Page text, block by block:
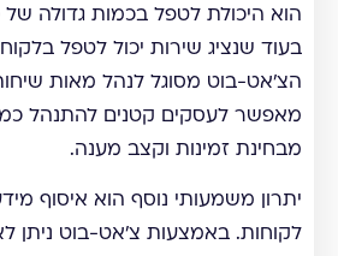
הוא היכולת לטפל בכמות גדולה של
בעוד שנציג שירות יכול לטפל
הצ'אט-בוט מסוגל לנהל מאות
מאפשר לעסקים קטנים להתנהל
מבחינת זמינות וקצב מענה.
יתרון משמעותי נוסף הוא איסוף
לקוחות. באמצעות צ'אט-בוט ניתן